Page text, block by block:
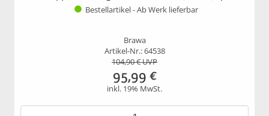
Bestellartikel - Ab Werk lieferbar
Brawa
Artikel-Nr.: 64538
104,90€ UVP
95,99 €
inkl. 19% MwSt.